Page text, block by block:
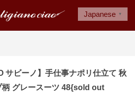
サビーノ】手仕事ナポリ仕立て 秋
柄 グレースーツ 48{sold out
Japanese ▼